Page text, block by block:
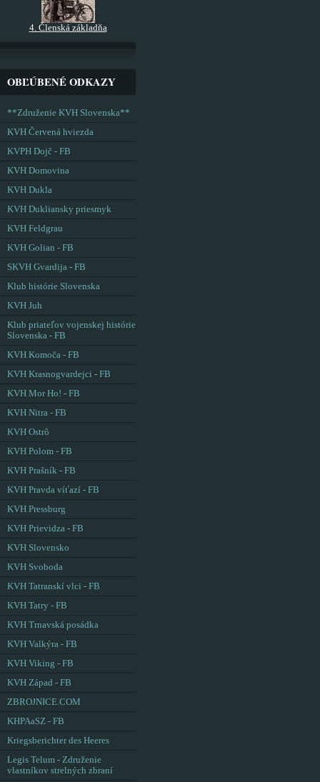
4. Členská základňa
OBĽÚBENÉ ODKAZY
**Združenie KVH Slovenska**
KVH Červená hviezda
KVPH Dojč - FB
KVH Domovina
KVH Dukla
KVH Dukliansky priesmyk
KVH Feldgrau
KVH Golian - FB
SKVH Gvardija - FB
Klub histórie Slovenska
KVH Juh
Klub priateľov vojenskej histórie
Slovenska - FB
KVH Komoča - FB
KVH Krasnogvardejci - FB
KVH Mor Ho! - FB
KVH Nitra - FB
KVH Ostrô
KVH Polom - FB
KVH Prašník - FB
KVH Pravda víťazí - FB
KVH Pressburg
KVH Prievidza - FB
KVH Slovensko
KVH Svoboda
KVH Tatranskí vlci - FB
KVH Tatry - FB
KVH Trnavská posádka
KVH Valkýra - FB
KVH Viking - FB
KVH Západ - FB
ZBROJNICE.COM
KHPAaSZ - FB
Kriegsberichter des Heeres
Legis Telum - Združenie
vlastníkov strelných zbraní